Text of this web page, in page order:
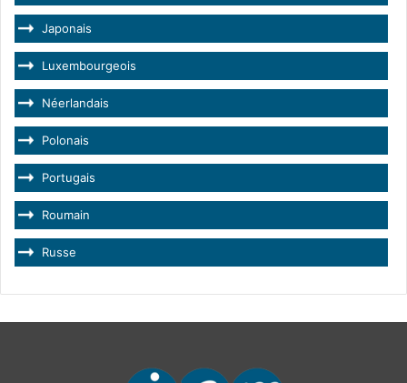
Japonais
Luxembourgeois
Néerlandais
Polonais
Portugais
Roumain
Russe